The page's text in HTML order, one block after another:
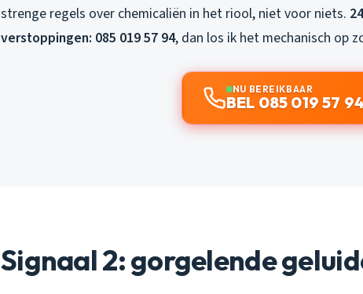
strenge regels over chemicaliën in het riool, niet voor niets.
verstoppingen: 085 019 57 94, dan los ik het mechanisch op
NU BEREIKBAAR
BEL 085 019 57 94
Signaal 2: gorgelende